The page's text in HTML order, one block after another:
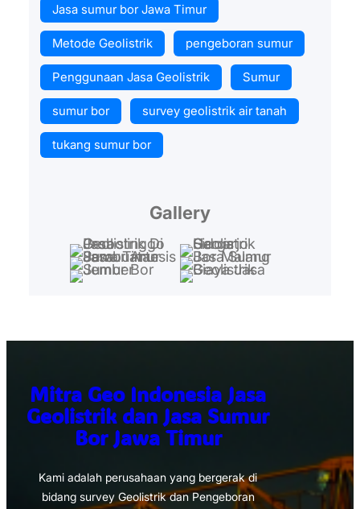
Jasa sumur bor Jawa Timur
Metode Geolistrik pengeboran sumur
Penggunaan Jasa Geolistrik Sumur
sumur bor survey geolistrik air tanah
tukang sumur bor
Gallery
Mitra Geo Indonesia Jasa
Geolistrik dan Jasa Sumur
Bor Jawa Timur
Kami adalah perusahaan yang bergerak di
bidang survey Geolistrik dan Pengeboran